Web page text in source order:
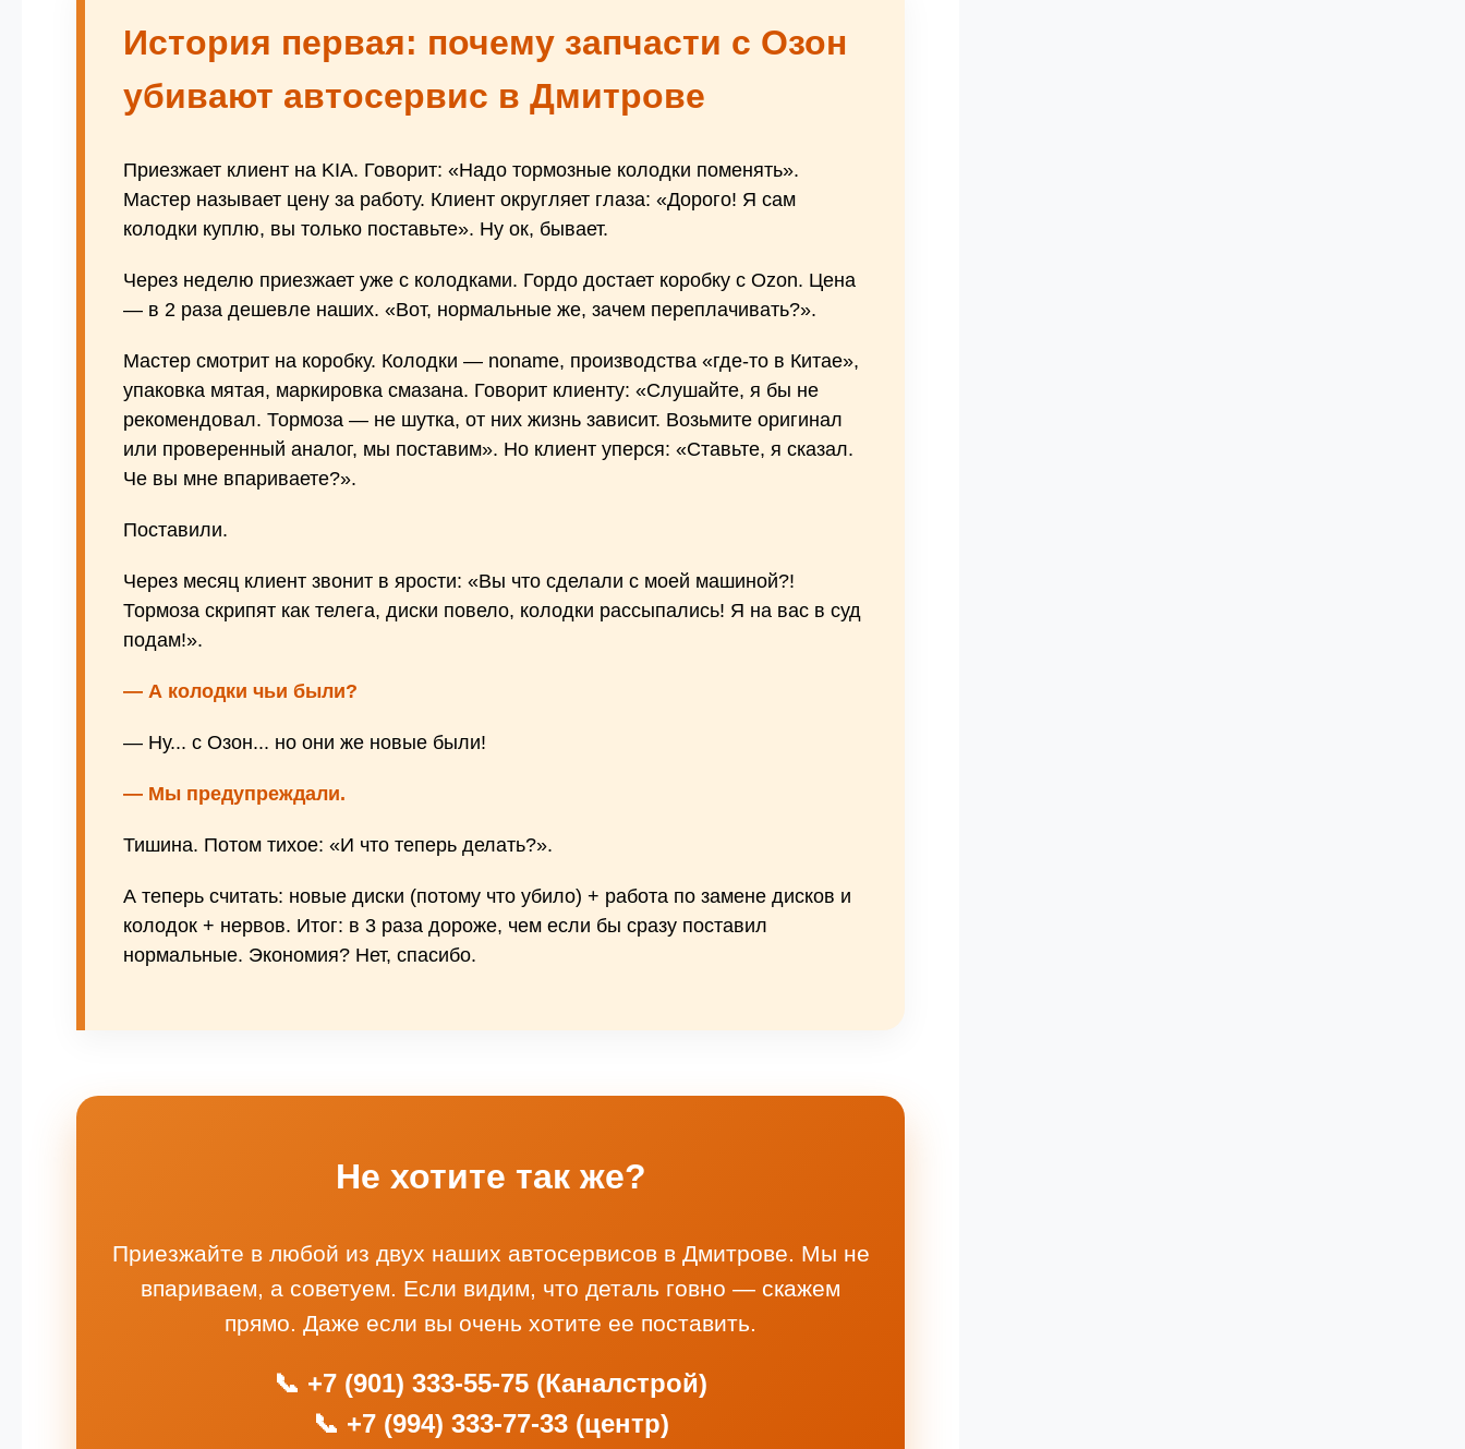
История первая: почему запчасти с Озон
убивают автосервис в Дмитрове
Приезжает клиент на KIA. Говорит: «Надо тормозные колодки поменять».
Мастер называет цену за работу. Клиент округляет глаза: «Дорого! Я сам
колодки куплю, вы только поставьте». Ну ок, бывает.
Через неделю приезжает уже с колодками. Гордо достает коробку с Ozon. Цена
— в 2 раза дешевле наших. «Вот, нормальные же, зачем переплачивать?».
Мастер смотрит на коробку. Колодки — noname, производства «где-то в Китае»,
упаковка мятая, маркировка смазана. Говорит клиенту: «Слушайте, я бы не
рекомендовал. Тормоза — не шутка, от них жизнь зависит. Возьмите оригинал
или проверенный аналог, мы поставим». Но клиент уперся: «Ставьте, я сказал.
Че вы мне впариваете?».
Поставили.
Через месяц клиент звонит в ярости: «Вы что сделали с моей машиной?!
Тормоза скрипят как телега, диски повело, колодки рассыпались! Я на вас в суд
подам!».
— А колодки чьи были?
— Ну... с Озон... но они же новые были!
— Мы предупреждали.
Тишина. Потом тихое: «И что теперь делать?».
А теперь считать: новые диски (потому что убило) + работа по замене дисков и
колодок + нервов. Итог: в 3 раза дороже, чем если бы сразу поставил
нормальные. Экономия? Нет, спасибо.
Не хотите так же?
Приезжайте в любой из двух наших автосервисов в Дмитрове. Мы не
впариваем, а советуем. Если видим, что деталь говно — скажем
прямо. Даже если вы очень хотите ее поставить.
📞 +7 (901) 333-55-75 (Каналстрой)
📞 +7 (994) 333-77-33 (центр)